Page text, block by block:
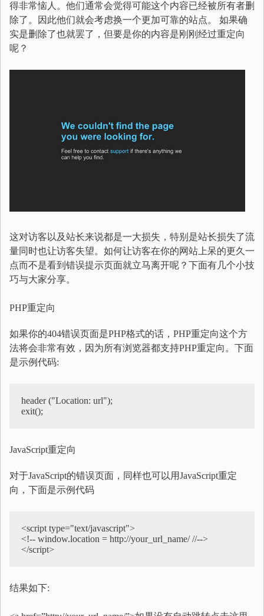
得非常恼人。他们通常会觉得可能这个内容已经被所有者删
除了。因此他们就会考虑换一个更加可靠的站点。 如果确
实是删除了也就罢了，但要是你的内容是刚刚经过重定向
呢？
这对访客以及站长来说都是一大损失，特别是站长损失了流
量同时也让访客失望。如何让访客在你的网站上呆的更久一
点而不是看到错误提示页面就立马离开呢？下面有几个小技
巧与大家分享。
PHP重定向
如果你的404错误页面是PHP格式的话，PHP重定向这个方
法将会非常有效，因为所有浏览器都支持PHP重定向。下面
是示例代码:
header ("Location: url");
JavaScript重定向
对于JavaScript的错误页面，同样也可以用JavaScript重定
向，下面是示例代码
<script type="text/javascript">
<!-- window.location = http://your_url_name/ //-->
结果如下: